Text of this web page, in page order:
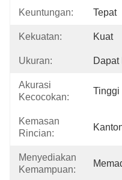
Keuntungan: Tepat
Kekuatan: Kuat
Ukuran: Dapat
Akurasi
Kecocokan:
Tinggi
Kemasan
Rincian:
Menyediakan
Kemampuan: